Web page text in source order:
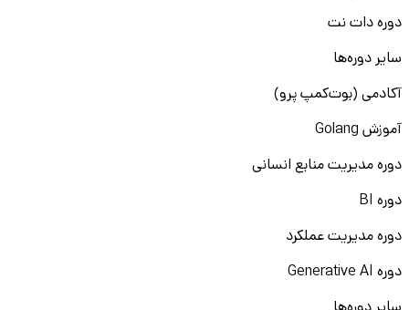
دوره دات نت
سایر دوره‌ها
آکادمی (بوت‌کمپ پرو)
آموزش Golang
دوره مدیریت منابع انسانی
دوره BI
دوره مدیریت عملکرد
دوره Generative AI